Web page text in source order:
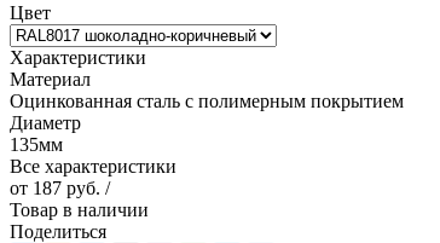
Цвет
Характеристики
Материал
Оцинкованная сталь с полимерным покрытием
Диаметр
135мм
Все характеристики
от 187 руб. /
Товар в наличии
Поделиться